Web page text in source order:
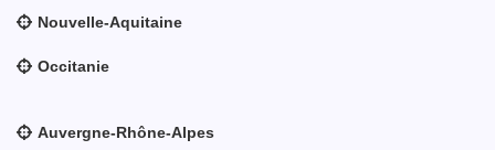
Nouvelle-Aquitaine
Occitanie
Auvergne-Rhône-Alpes